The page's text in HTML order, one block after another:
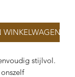
stijlvol.